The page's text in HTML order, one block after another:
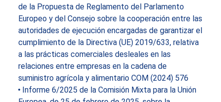
de la Propuesta de Reglamento del Parlamento
Europeo y del Consejo sobre la cooperación entre las
autoridades de ejecución encargadas de garantizar el
cumplimiento de la Directiva (UE) 2019/633, relativa
a las prácticas comerciales desleales en las
relaciones entre empresas en la cadena de
suministro agrícola y alimentario COM (2024) 576
Informe 6/2025 de la Comisión Mixta para la Unión